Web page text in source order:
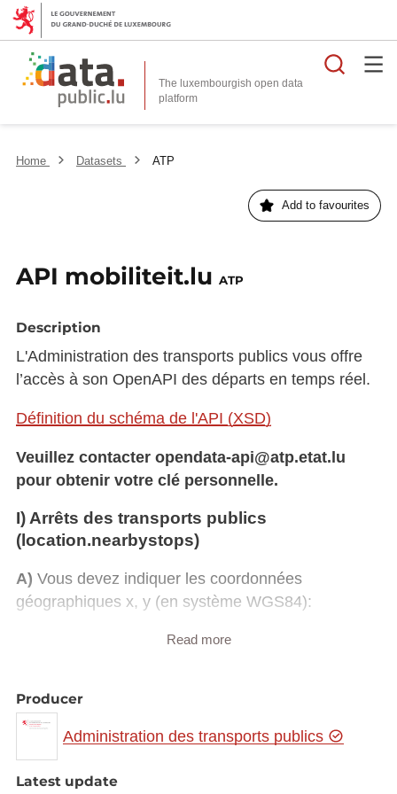
The luxembourgish open data
platform
Home Datasets ATP
Add to favourites
API mobiliteit.lu ATP
Description
L'Administration des transports publics vous offre
l’accès à son OpenAPI des départs en temps réel.
Définition du schéma de l'API (XSD)
Veuillez contacter opendata-api@atp.etat.lu
pour obtenir votre clé personnelle.
I) Arrêts des transports publics
(location.nearbystops)
A) Vous devez indiquer les coordonnées
géographiques x, y (en système WGS84):
B)Selon vos besoins vous pouvez préciser:
maxNo=un nombre max. d'arrêts retournés
r=un rayon autour des coordonnées (en mètres)
type=SEpermet d'obtenir tous les arrêts, quais et
Read more
Producer
Administration des transports publics
Latest update